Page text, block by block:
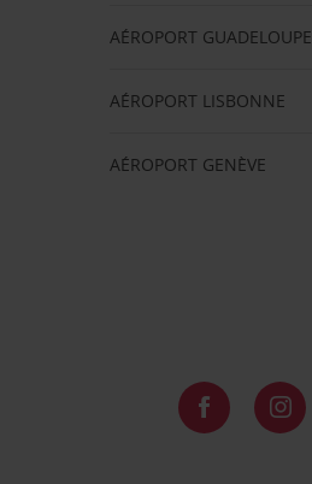
AÉROPORT GUADELOUPE
AÉROPORT LISBONNE
AÉROPORT GENÈVE